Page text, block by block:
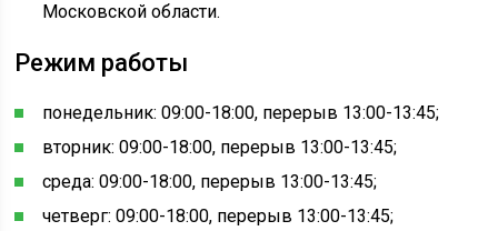
Московской области.
Режим работы
понедельник: 09:00-18:00, перерыв 13:00-13:45;
вторник: 09:00-18:00, перерыв 13:00-13:45;
среда: 09:00-18:00, перерыв 13:00-13:45;
четверг: 09:00-18:00, перерыв 13:00-13:45;